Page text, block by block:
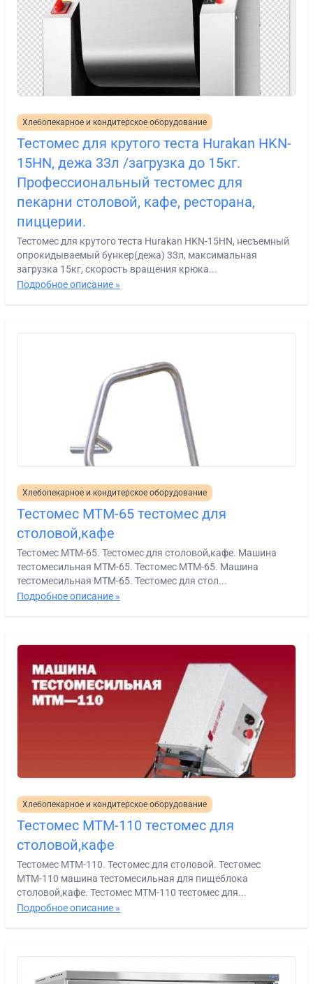
Хлебопекарное и кондитерское оборудование
Тестомес для крутого теста Hurakan HKN-
15HN, дежа 33л /загрузка до 15кг.
Профессиональный тестомес для
пекарни столовой, кафе, ресторана,
пиццерии.
Тестомес для крутого теста Hurakan HKN-15HN, несъемный
опрокидываемый бункер(дежа) 33л, максимальная
загрузка 15кг, скорость вращения крюка...
Подробное описание »
Хлебопекарное и кондитерское оборудование
Тестомес МТМ-65 тестомес для
столовой,кафе
Тестомес МТМ-65. Тестомес для столовой,кафе. Машина
тестомесильная МТМ-65. Тестомес МТМ-65. Машина
тестомесильная МТМ-65. Тестомес для стол...
Подробное описание »
Хлебопекарное и кондитерское оборудование
Тестомес МТМ-110 тестомес для
столовой,кафе
Тестомес МТМ-110. Тестомес для столовой. Тестомес
МТМ-110 машина тестомесильная для пищеблока
столовой,кафе. Тестомес МТМ-110 тестомес для...
Подробное описание »